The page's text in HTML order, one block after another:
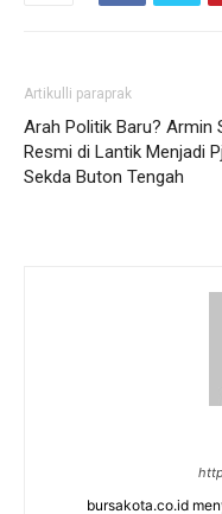
Artikulli paraprak
Arah Politik Baru? Armin
Resmi di Lantik Menjadi Pj
Sekda Buton Tengah
bursakota.co.id